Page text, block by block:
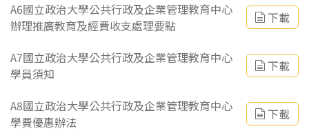
A6國立政治大學公共行政及企業管理教育中心
辦理推廣教育及經費收支處理要點
下載
A7國立政治大學公共行政及企業管理教育中心
學員須知
下載
A8國立政治大學公共行政及企業管理教育中心
學費優惠辦法
下載